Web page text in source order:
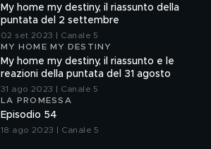
My home my destiny, il riassunto della
puntata del 2 settembre
02 set 2023 | Canale 5
MY HOME MY DESTINY
My home my destiny, il riassunto e le
reazioni della puntata del 31 agosto
31 ago 2023 | Canale 5
LA PROMESSA
Episodio 54
18 ago 2023 | Canale 5